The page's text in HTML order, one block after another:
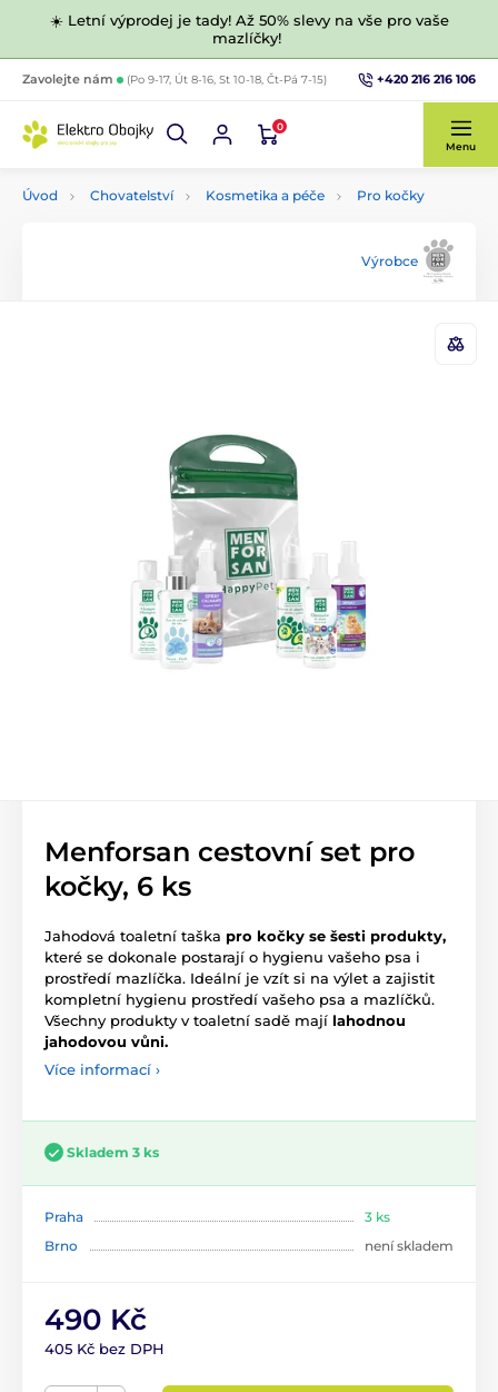
☀️ Letní výprodej je tady! Až 50% slevy na vše pro vaše
mazlíčky!
Zavolejte nám (Po 9-17, Út 8-16, St 10-18, Čt-Pá 7-15) +420 216 216 106
0
Menu
Úvod Chovatelství Kosmetika a péče Pro kočky
Výrobce
Menforsan cestovní set pro
kočky, 6 ks
Jahodová toaletní taška pro kočky se šesti produkty,
které se dokonale postarají o hygienu vašeho psa i
prostředí mazlíčka. Ideální je vzít si na výlet a zajistit
kompletní hygienu prostředí vašeho psa a mazlíčků.
Všechny produkty v toaletní sadě mají lahodnou
jahodovou vůni.
Více informací ›
Skladem 3 ks
Praha
3 ks
Brno
není skladem
490 Kč
405 Kč bez DPH